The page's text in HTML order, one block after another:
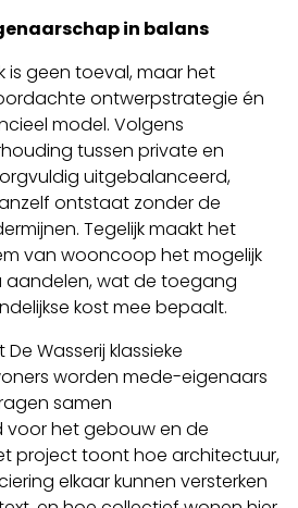
in balans
is geen toeval, maar het
ontwerpstrategie én
model. Volgens
tussen private en
uitgebalanceerd,
ontstaat zonder de
Tegelijk maakt het
van wooncoop het mogelijk
aandelen, wat de toegang
kost mee bepaalt.
Wasserij klassieke
worden mede-eigenaars
samen
voor het gebouw en de
project toont hoe architectuur,
elkaar kunnen versterken